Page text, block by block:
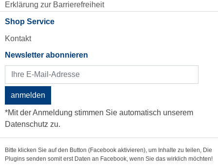
Erklärung zur Barrierefreiheit
Shop Service
Kontakt
Newsletter abonnieren
anmelden
*Mit der Anmeldung stimmen Sie automatisch unserem
Datenschutz zu.
Bitte klicken Sie auf den Button (Facebook aktivieren), um Inhalte zu teilen, Die
Plugins senden somit erst Daten an Facebook, wenn Sie das wirklich möchten!